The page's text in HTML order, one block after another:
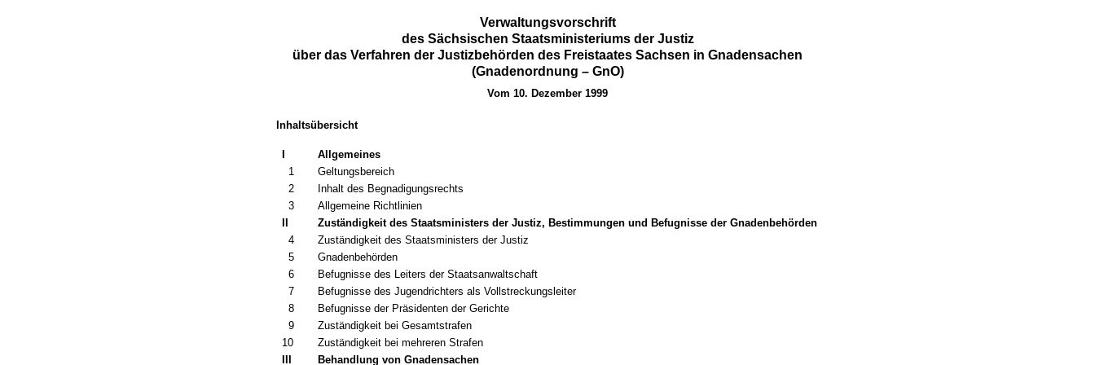
Verwaltungsvorschrift
des Sächsischen Staatsministeriums der Justiz
über das Verfahren der Justizbehörden des Freistaates Sachsen in Gnadensachen
(Gnadenordnung – GnO)
Vom 10. Dezember 1999
Inhaltsübersicht
Allgemeines
1
Geltungsbereich
2
Inhalt des Begnadigungsrechts
3
Allgemeine Richtlinien
Zuständigkeit des Staatsministers der Justiz, Bestimmungen und Befugnisse der Gnadenbehörden
4
Zuständigkeit des Staatsministers der Justiz
5
Gnadenbehörden
6
Befugnisse des Leiters der Staatsanwaltschaft
7
Befugnisse des Jugendrichters als Vollstreckungsleiter
8
Befugnisse der Präsidenten der Gerichte
9
Zuständigkeit bei Gesamtstrafen
10
Zuständigkeit bei mehreren Strafen
Behandlung von Gnadensachen